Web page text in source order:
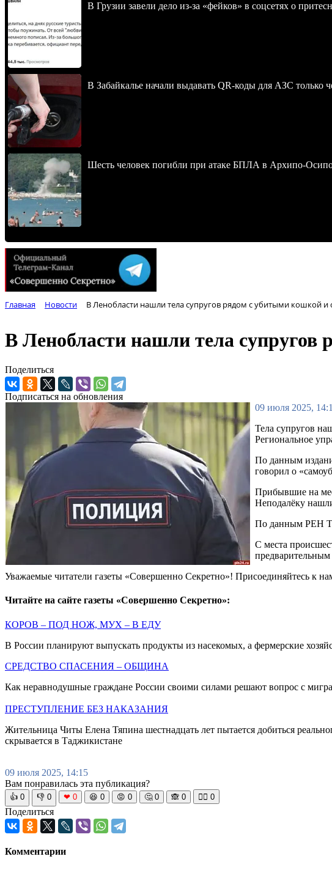
В Грузии завели дело из-за «фейков» в соцсетях о
В Забайкалье начали выдавать QR-коды для АЗС только
Шесть человек погибли при атаке БПЛА в Архипо-
Главная Новости В Ленобласти нашли тела супругов рядом с убитыми кошкой и
В Ленобласти нашли тела
Поделиться
Подписаться на обновления
09 июля 2025,
Тела супругов
Региональное
По данным
говорил о
Прибывшие на
Неподалёку
По данным РЕН
С места
Уважаемые читатели газеты «Совершенно Секретно»! Присоединяйтесь к
Читайте на сайте газеты «Совершенно Секретно»:
КОРОВ – ПОД НОЖ, МУХ – В ЕДУ
В России планируют выпускать продукты из насекомых, а фермерские
СРЕДСТВО СПАСЕНИЯ – ОБЩИНА
Как неравнодушные граждане России своими силами решают вопрос с
ПРЕСТУПЛЕНИЕ БЕЗ НАКАЗАНИЯ
Жительница Читы Елена Тяпина шестнадцать лет пытается добиться
скрывается в Таджикистане
09 июля 2025, 14:15
Вам понравилась эта публикация?
👍 0 👎 0 ❤ 0 😆 0 😡 0 🤔 0 🙈 0 🧘‍♀️ 0
Поделиться
Комментарии